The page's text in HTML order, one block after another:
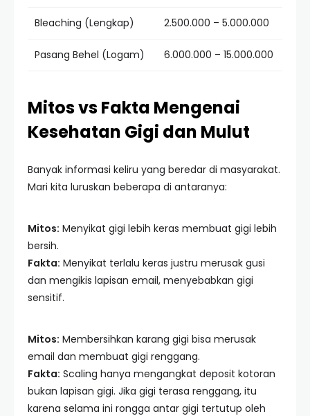
Bleaching (Lengkap) 2.500.000 – 5.000.000
Pasang Behel (Logam) 6.000.000 – 15.000.000
Mitos vs Fakta Mengenai
Kesehatan Gigi dan Mulut
Banyak informasi keliru yang beredar di masyarakat.
Mari kita luruskan beberapa di antaranya:
Mitos: Menyikat gigi lebih keras membuat gigi lebih
bersih.
Fakta: Menyikat terlalu keras justru merusak gusi
dan mengikis lapisan email, menyebabkan gigi
sensitif.
Mitos: Membersihkan karang gigi bisa merusak
email dan membuat gigi renggang.
Fakta: Scaling hanya mengangkat deposit kotoran
bukan lapisan gigi. Jika gigi terasa renggang, itu
karena selama ini rongga antar gigi tertutup oleh